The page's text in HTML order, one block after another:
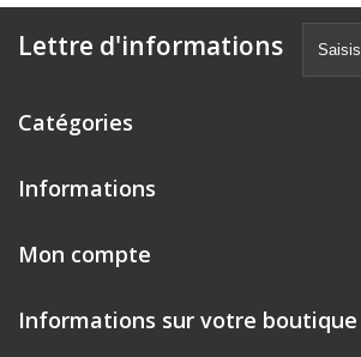
Lettre d'informations
Catégories
Informations
Mon compte
Informations sur votre boutique